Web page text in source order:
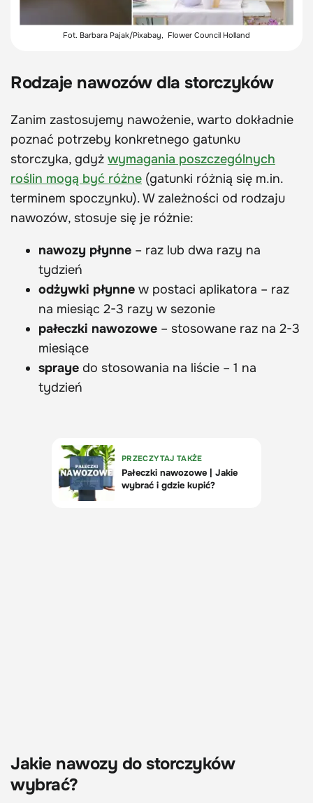
Fot. Barbara Pajak/Pixabay, Flower Council Holland
Rodzaje nawozów dla storczyków
Zanim zastosujemy nawożenie, warto dokładnie
poznać potrzeby konkretnego gatunku
storczyka, gdyż wymagania poszczególnych
roślin mogą być różne (gatunki różnią się m.in.
terminem spoczynku). W zależności od rodzaju
nawozów, stosuje się je różnie:
nawozy płynne – raz lub dwa razy na
tydzień
odżywki płynne w postaci aplikatora – raz
na miesiąc 2-3 razy w sezonie
pałeczki nawozowe – stosowane raz na 2-3
miesiące
spraye do stosowania na liście – 1 na
tydzień
Jakie nawozy do storczyków
wybrać?